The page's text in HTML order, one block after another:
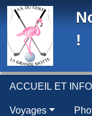
!
ACCUEIL ET
Voyages
Panneau de gestion